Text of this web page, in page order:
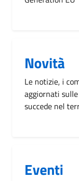
Novità
Le notizie, i
aggiornati
succede nel
Eventi